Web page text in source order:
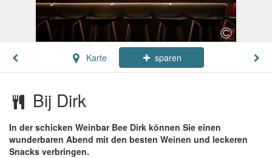
Karte sparen
Bij Dirk
In der schicken Weinbar Bee Dirk können Sie einen
wunderbaren Abend mit den besten Weinen und leckeren
Snacks verbringen.